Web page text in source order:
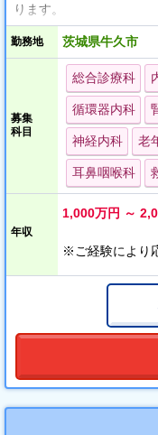
ります。
ご興味ありましたらまず
勤務地 茨城県牛久市
募集
科目
総合診療科
循環器内科
神経内科 老
耳鼻咽喉科
年収
1,000万円 ～
※ご経験により